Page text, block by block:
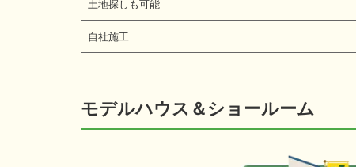
土地探しも可能
自社施工
モデルハウス＆ショールーム